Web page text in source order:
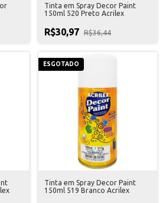
Tinta em Spray Decor Paint
150ml 520 Preto Acrilex
R$30,97 R$36,44
ESGOTADO
Tinta em Spray Decor Paint
150ml 519 Branco Acrilex